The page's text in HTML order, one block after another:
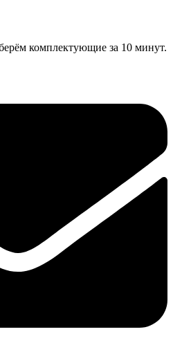
комплектующие за 10 минут.